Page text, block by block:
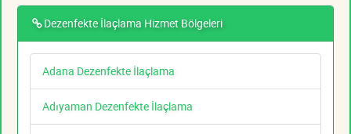
Dezenfekte İlaçlama Hizmet Bölgeleri
Adana Dezenfekte İlaçlama
Adıyaman Dezenfekte İlaçlama